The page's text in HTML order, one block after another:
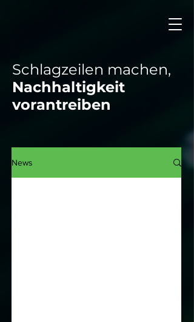
Schlagzeilen machen,
Nachhaltigkeit
vorantreiben
News